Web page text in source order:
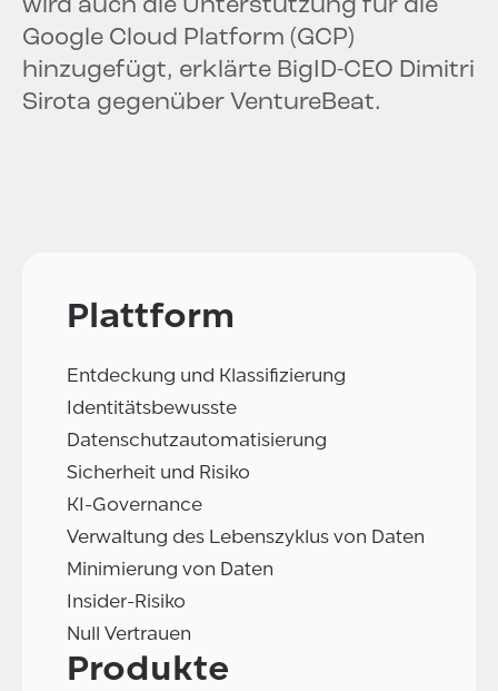
wird auch die Unterstützung für die
Google Cloud Platform (GCP)
hinzugefügt, erklärte BigID-CEO Dimitri
Sirota gegenüber VentureBeat.
Plattform
Entdeckung und Klassifizierung
Identitätsbewusste
Datenschutzautomatisierung
Sicherheit und Risiko
KI-Governance
Verwaltung des Lebenszyklus von Daten
Minimierung von Daten
Insider-Risiko
Null Vertrauen
Produkte